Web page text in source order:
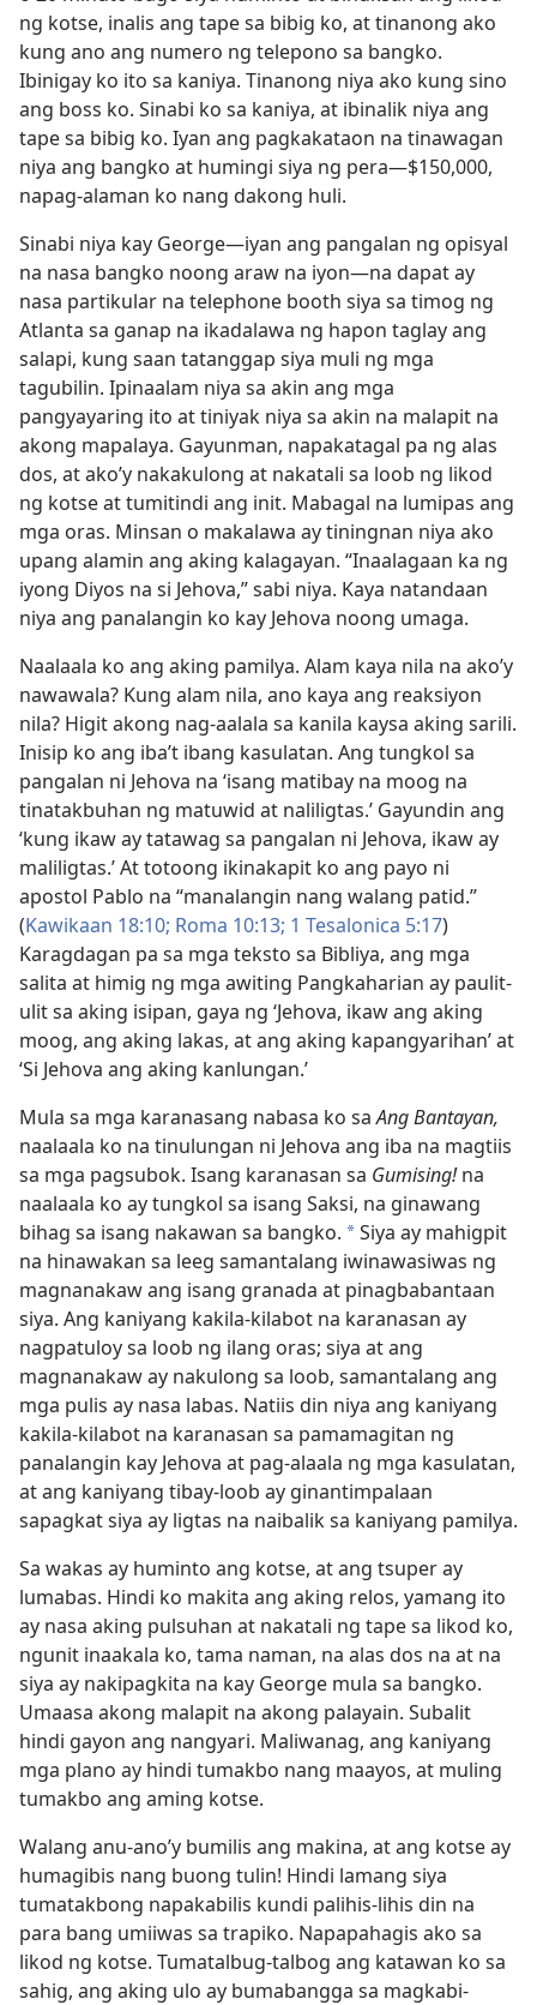
ng kotse, inalis ang tape sa bibig ko, at tinanong ako
kung ano ang numero ng telepono sa bangko.
Ibinigay ko ito sa kaniya. Tinanong niya ako kung sino
ang boss ko. Sinabi ko sa kaniya, at ibinalik niya ang
tape sa bibig ko. Iyan ang pagkakataon na tinawagan
niya ang bangko at humingi siya ng pera​—$150,000,
napag-alaman ko nang dakong huli.
Sinabi niya kay George​—iyan ang pangalan ng opisyal
na nasa bangko noong araw na iyon—​na dapat ay
nasa partikular na telephone booth siya sa timog ng
Atlanta sa ganap na ikadalawa ng hapon taglay ang
salapi, kung saan tatanggap siya muli ng mga
tagubilin. Ipinaalam niya sa akin ang mga
pangyayaring ito at tiniyak niya sa akin na malapit na
akong mapalaya. Gayunman, napakatagal pa ng alas
dos, at ako’y nakakulong at nakatali sa loob ng likod
ng kotse at tumitindi ang init. Mabagal na lumipas ang
mga oras. Minsan o makalawa ay tiningnan niya ako
upang alamin ang aking kalagayan. “Inaalagaan ka ng
iyong Diyos na si Jehova,” sabi niya. Kaya natandaan
niya ang panalangin ko kay Jehova noong umaga.
Naalaala ko ang aking pamilya. Alam kaya nila na ako’y
nawawala? Kung alam nila, ano kaya ang reaksiyon
nila? Higit akong nag-aalala sa kanila kaysa aking sarili.
Inisip ko ang iba’t ibang kasulatan. Ang tungkol sa
pangalan ni Jehova na ‘isang matibay na moog na
tinatakbuhan ng matuwid at naliligtas.’ Gayundin ang
‘kung ikaw ay tatawag sa pangalan ni Jehova, ikaw ay
maliligtas.’ At totoong ikinakapit ko ang payo ni
apostol Pablo na “manalangin nang walang patid.”
(Kawikaan 18:10; Roma 10:13; 1 Tesalonica 5:17)
Karagdagan pa sa mga teksto sa Bibliya, ang mga
salita at himig ng mga awiting Pangkaharian ay paulit-
ulit sa aking isipan, gaya ng ‘Jehova, ikaw ang aking
moog, ang aking lakas, at ang aking kapangyarihan’ at
‘Si Jehova ang aking kanlungan.’
Mula sa mga karanasang nabasa ko saAng Bantayan,
naalaala ko na tinulungan ni Jehova ang iba na magtiis
sa mga pagsubok. Isang karanasan sa Gumising!na
naalaala ko ay tungkol sa isang Saksi, na ginawang
bihag sa isang nakawan sa bangko. aSiya ay mahigpit
na hinawakan sa leeg samantalang iwinawasiwas ng
magnanakaw ang isang granada at pinagbabantaan
siya. Ang kaniyang kakila-kilabot na karanasan ay
nagpatuloy sa loob ng ilang oras; siya at ang
magnanakaw ay nakulong sa loob, samantalang ang
mga pulis ay nasa labas. Natiis din niya ang kaniyang
kakila-kilabot na karanasan sa pamamagitan ng
panalangin kay Jehova at pag-alaala ng mga kasulatan,
at ang kaniyang tibay-loob ay ginantimpalaan
sapagkat siya ay ligtas na naibalik sa kaniyang pamilya.
Sa wakas ay huminto ang kotse, at ang tsuper ay
lumabas. Hindi ko makita ang aking relos, yamang ito
ay nasa aking pulsuhan at nakatali ng tape sa likod ko,
ngunit inaakala ko, tama naman, na alas dos na at na
siya ay nakipagkita na kay George mula sa bangko.
Umaasa akong malapit na akong palayain. Subalit
hindi gayon ang nangyari. Maliwanag, ang kaniyang
mga plano ay hindi tumakbo nang maayos, at muling
tumakbo ang aming kotse.
Walang anu-ano’y bumilis ang makina, at ang kotse ay
humagibis nang buong tulin! Hindi lamang siya
tumatakbong napakabilis kundi palihis-lihis din na
para bang umiiwas sa trapiko. Napapahagis ako sa
likod ng kotse. Tumatalbug-talbog ang katawan ko sa
sahig, ang aking ulo ay bumabangga sa magkabi-